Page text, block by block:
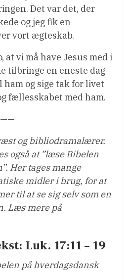
Det var det, der
og jeg fik en
vort ægteskab.
at vi må have Jesus med i
tilbringe en eneste dag
og sige tak for livet
fællesskabet med ham.
og bibliodramalærer.
også at ”læse Bibelen
Her tages mange
midler i brug, for at
til at se sig selv som en
Læs mere på
Luk. 17:11 – 19
på hverdagsdansk